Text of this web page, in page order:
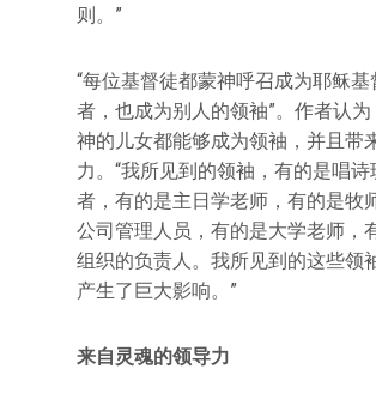
则。”
“每位基督徒都蒙神呼召成为耶稣
者，也成为别人的领袖”。作者认
神的儿女都能够成为领袖，并且带
力。“我所见到的领袖，有的是唱诗
者，有的是主日学老师，有的是牧
公司管理人员，有的是大学老师，
组织的负责人。我所见到的这些领
产生了巨大影响。”
来自灵魂的领导力